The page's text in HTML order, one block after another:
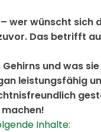
wer wünscht sich
Das betrifft
und was
leistungsfähig
Inhalte: